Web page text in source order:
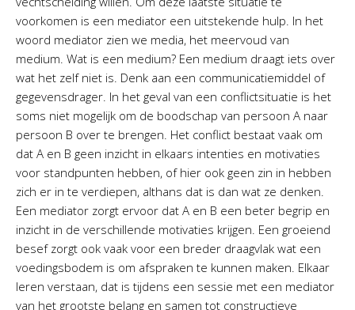
voorkomen is een mediator een uitstekende hulp. In het
woord mediator zien we media, het meervoud van
medium. Wat is een medium? Een medium draagt iets over
wat het zelf niet is. Denk aan een communicatiemiddel of
gegevensdrager. In het geval van een conflictsituatie is het
soms niet mogelijk om de boodschap van persoon A naar
persoon B over te brengen. Het conflict bestaat vaak om
dat A en B geen inzicht in elkaars intenties en motivaties
voor standpunten hebben, of hier ook geen zin in hebben
zich er in te verdiepen, althans dat is dan wat ze denken.
Een mediator zorgt ervoor dat A en B een beter begrip en
inzicht in de verschillende motivaties krijgen. Een groeiend
besef zorgt ook vaak voor een breder draagvlak wat een
voedingsbodem is om afspraken te kunnen maken. Elkaar
leren verstaan, dat is tijdens een sessie met een mediator
van het grootste belang en samen tot constructieve